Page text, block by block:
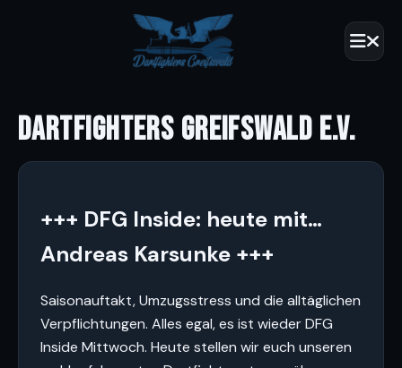
DARTFIGHTERS GREIFSWALD E.V.
+++ DFG Inside: heute mit…
Andreas Karsunke +++
Saisonauftakt, Umzugsstress und die alltäglichen
Verpflichtungen. Alles egal, es ist wieder DFG
Inside Mittwoch. Heute stellen wir euch unseren